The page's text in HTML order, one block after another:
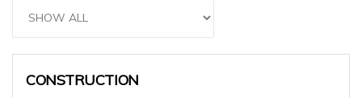
CONSTRUCTION